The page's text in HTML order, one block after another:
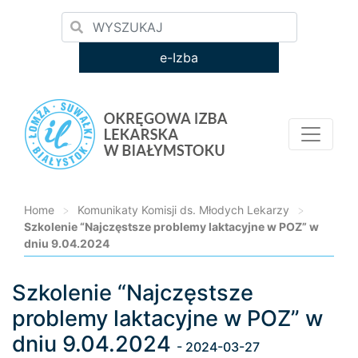
e-Izba
Home > Komunikaty Komisji ds. Młodych Lekarzy
>
Szkolenie “Najczęstsze problemy laktacyjne w POZ” w
dniu 9.04.2024
Loading...
Szkolenie “Najczęstsze
problemy laktacyjne w POZ” w
dniu 9.04.2024 - 2024-03-27